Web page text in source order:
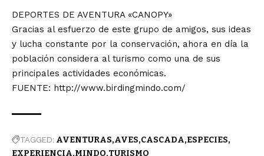
DEPORTES DE AVENTURA «CANOPY»
Gracias al esfuerzo de este grupo de amigos, sus ideas
y lucha constante por la conservación, ahora en día la
población considera al turismo como una de sus
principales actividades económicas.
FUENTE: http://www.birdingmindo.com/
TAGGED: AVENTURAS AVES CASCADA ESPECIES
EXPERIENCIA MINDO TURISMO